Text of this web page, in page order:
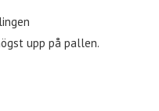
upp på pallen.